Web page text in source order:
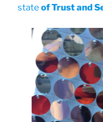
state of Trust and